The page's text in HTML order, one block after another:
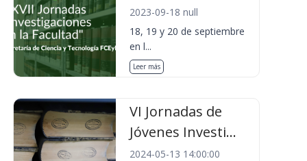
2023-09-18 null
18, 19 y 20 de septiembre
en l...
Leer más
VI Jornadas de
Jóvenes Investi...
2024-05-13 14:00:00